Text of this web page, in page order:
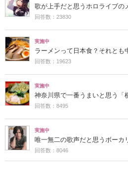
歌が上手だと思うホロライブの
回答数：23830
実施中
ラーメンって日本食？それとも
回答数：19623
実施中
神奈川県で一番うまいと思う「
回答数：8495
実施中
唯一無二の歌声だと思うボーカ
回答数：8046